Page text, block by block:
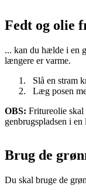
Fedt og olie
... kan du hælde i en
længere er varme.
Slå en stram
Læg posen
OBS: Fritureolie skal
genbrugspladsen i
Brug de
Du skal bruge de